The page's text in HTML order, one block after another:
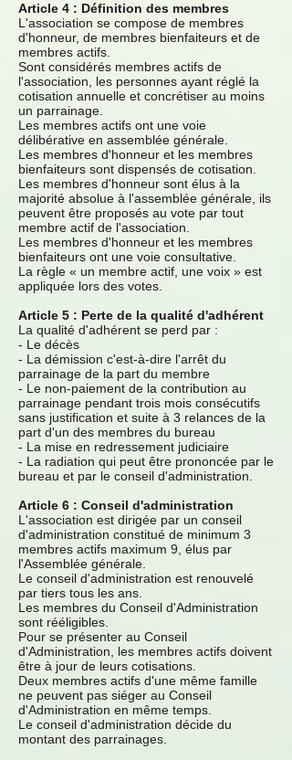
Article 4 : Définition des membres
L'association se compose de membres
d'honneur, de membres bienfaiteurs et de
membres actifs.
Sont considérés membres actifs de
l'association, les personnes ayant réglé la
cotisation annuelle et concrétiser au moins
un parrainage.
Les membres actifs ont une voie
délibérative en assemblée générale.
Les membres d'honneur et les membres
bienfaiteurs sont dispensés de cotisation.
Les membres d'honneur sont élus à la
majorité absolue à l'assemblée générale, ils
peuvent être proposés au vote par tout
membre actif de l'association.
Les membres d'honneur et les membres
bienfaiteurs ont une voie consultative.
La règle « un membre actif, une voix » est
appliquée lors des votes.
Article 5 : Perte de la qualité d'adhérent
La qualité d'adhérent se perd par :
- Le décès
- La démission c'est-à-dire l'arrêt du
parrainage de la part du membre
- Le non-paiement de la contribution au
parrainage pendant trois mois consécutifs
sans justification et suite à 3 relances de la
part d'un des membres du bureau
- La mise en redressement judiciaire
- La radiation qui peut être prononcée par le
bureau et par le conseil d'administration.
Article 6 : Conseil d'administration
L'association est dirigée par un conseil
d'administration constitué de minimum 3
membres actifs maximum 9, élus par
l'Assemblée générale.
Le conseil d'administration est renouvelé
par tiers tous les ans.
Les membres du Conseil d'Administration
sont rééligibles.
Pour se présenter au Conseil
d'Administration, les membres actifs doivent
être à jour de leurs cotisations.
Deux membres actifs d'une même famille
ne peuvent pas siéger au Conseil
d'Administration en même temps.
Le conseil d'administration décide du
montant des parrainages.